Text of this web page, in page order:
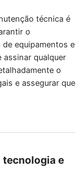
técnica é
o
equipamentos e
assinar qualquer
o
e assegurar que
tecnologia e